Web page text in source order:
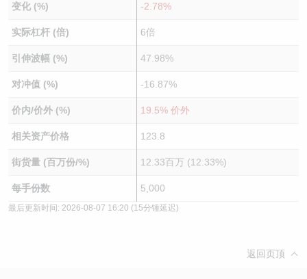
变化 (%) -2.78%
实际杠杆 (倍) 6倍
引伸波幅 (%) 47.98%
对冲值 (%) -16.87%
价内/价外 (%) 19.5% 价外
相关资产价格 123.8
街货量 (百万份/%) 12.33百万 (12.33%)
每手份数 5,000
最后更新时间: 2026-08-07 16:20 (15分锺延迟)
返回页顶